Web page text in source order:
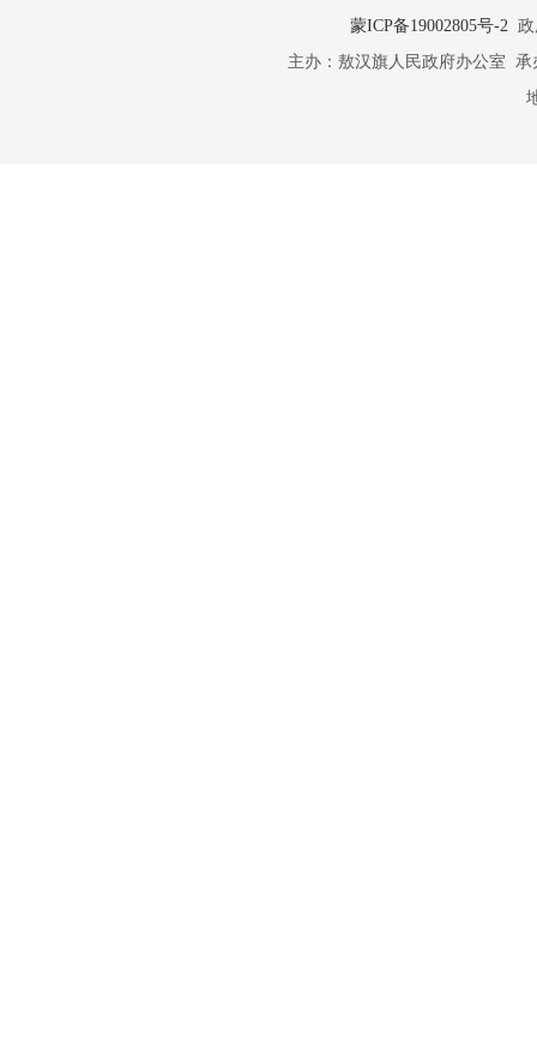
蒙ICP备19002805号-2 政
主办：敖汉旗人民政府办公室